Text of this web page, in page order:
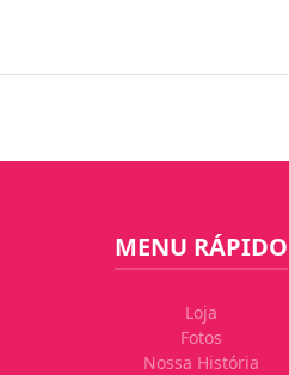
MENU RÁPIDO
Loja
Fotos
Nossa História